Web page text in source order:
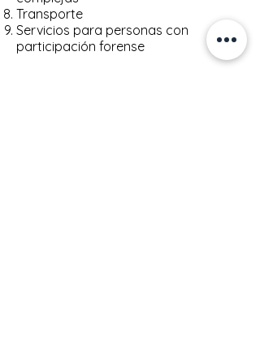
Transporte
Servicios para personas con
participación forense